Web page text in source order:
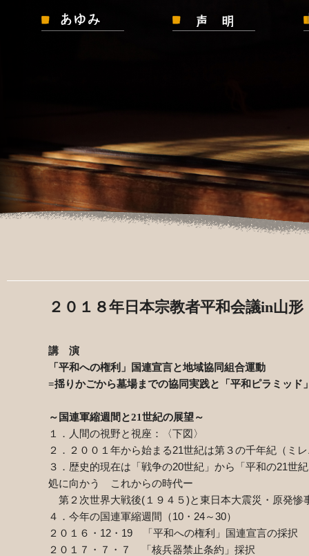
２０１８年日本宗教者平和会議in山形
講 演
「平和への権利」国連宣言と地域協同組合運動
=揺りかごから墓場までの協同実践と「平和ピラミッド
～国連軍縮週間と21世紀の展望～
１．人間の視野と視座：〈下図〉
２．２００１年から始まる21世紀は第３の千年紀（ミ
３．歴史的現在は「戦争の20世紀」から「平和の21世
処に向かう これからの時代ー
第２次世界大戦後( １９４５)と東日本大震災・原発惨
４．今年の国連軍縮週間（10 ・ 24～30）
２０１６・ 12 ・ 19 「平和への権利」国連宣言の採択
２０１７・７・７ 「核兵器禁止条約」採択